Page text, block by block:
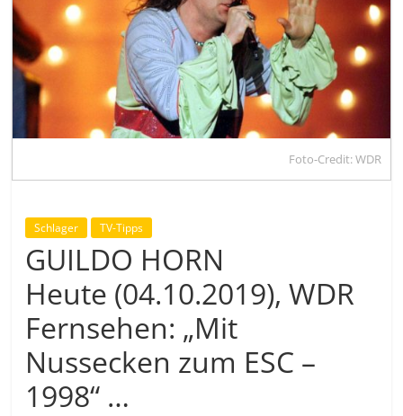
Foto-Credit: WDR
Schlager TV-Tipps
GUILDO HORN
Heute (04.10.2019), WDR
Fernsehen: „Mit
Nussecken zum ESC –
1998“ …